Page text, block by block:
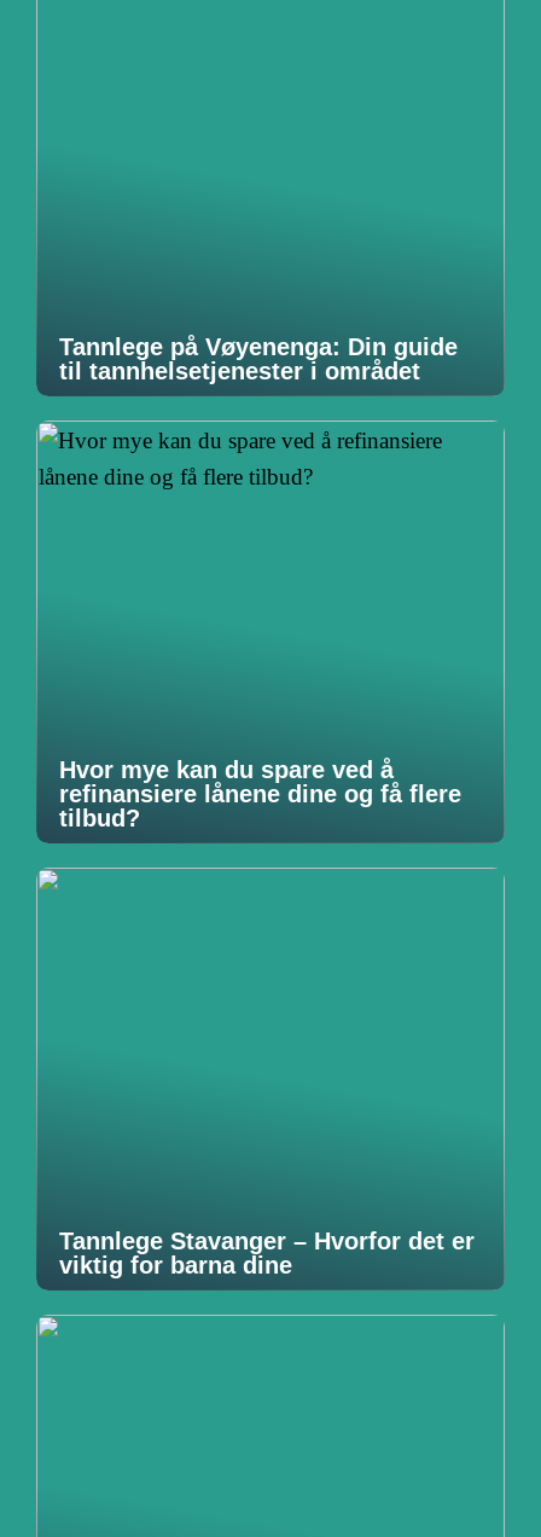
Tannlege på Vøyenenga: Din guide
til tannhelsetjenester i området
Hvor mye kan du spare ved å
refinansiere lånene dine og få flere
tilbud?
Tannlege Stavanger – Hvorfor det er
viktig for barna dine